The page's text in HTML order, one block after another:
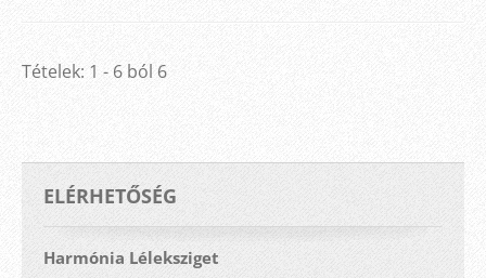
Tételek: 1 - 6 ból 6
ELÉRHETŐSÉG
Harmónia Léleksziget